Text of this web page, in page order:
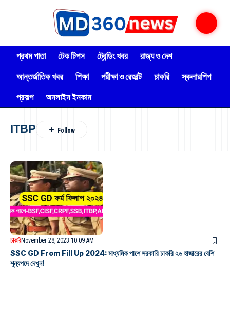
প্রথম পাতা টেক টিপস ট্রেন্ডিং খবর
রাজ্য ও দেশ
আন্তর্জাতিক খবর
শিক্ষা পরীক্ষা ও রেজাল্ট চাকরি
স্কলারশিপ
প্রকল্প
অনলাইন ইনকাম
ITBP
চাকরিNovember 28, 2023 10:09 AM
SSC GD From Fill Up 2024: মাধ্যমিক পাশে সরকারি চাকরি ২৬ হাজারের বেশি
শূন্যপদে দেখুন!